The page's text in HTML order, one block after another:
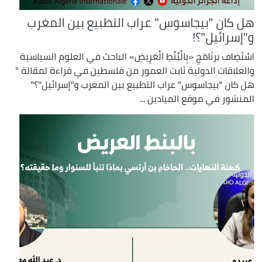
هل كان "بيجاسوس" عراب التطبيع بين المغرب
و"إسرائيل"؟!
اسْتَضِاف برنَامَجِ «بِالْبُنْطِ الْعَرِيضِ» الباحث في العلوم السياسية
والعلاقات الدولية ثابت العمور من فلسطين في قراءة لمقالة "
هل كان "بيجاسوس" عراب التطبيع بين المغرب و"إسرائيل"؟"
المنشور في موقع الميادين ...